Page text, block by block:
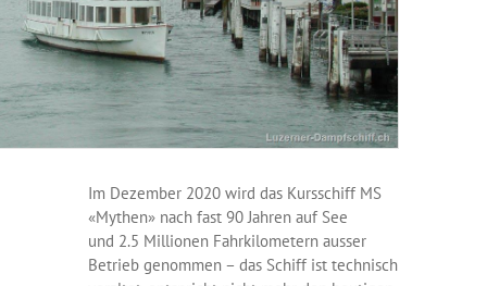
Im Dezember 2020 wird das Kursschiff MS
«Mythen» nach fast 90 Jahren auf See
und 2.5 Millionen Fahrkilometern ausser
Betrieb genommen – das Schiff ist technisch